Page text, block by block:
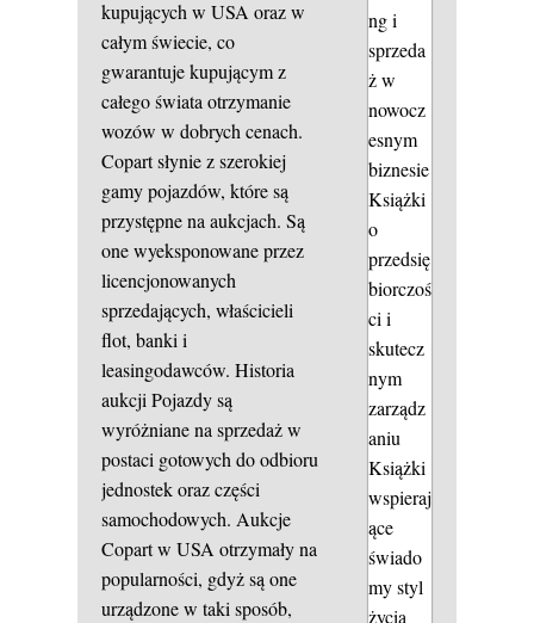
kupujących w USA oraz w
całym świecie, co
gwarantuje kupującym z
całego świata otrzymanie
wozów w dobrych cenach.
Copart słynie z szerokiej
gamy pojazdów, które są
przystępne na aukcjach. Są
one wyeksponowane przez
licencjonowanych
sprzedających, właścicieli
flot, banki i
leasingodawców. Historia
aukcji Pojazdy są
wyróżniane na sprzedaż w
postaci gotowych do odbioru
jednostek oraz części
samochodowych. Aukcje
Copart w USA otrzymały na
popularności, gdyż są one
urządzone w taki sposób,
ng i
sprzeda
ż w
nowocz
esnym
biznesie
Książki
o
przedsię
biorczoś
ci i
skutecz
nym
zarządz
aniu
Książki
wspieraj
ące
świado
my styl
życia